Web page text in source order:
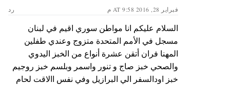
فبراير 28, 2016 AT 9:58 م رد
السلام عليكم انا مواطن سوري اقيم في لبنان
مسجل في الأمم المتحدة متزوج وعندي طفلين
المهنا فران أتقن عشرة أنواع من الخبز اليدوي
والصحي خبز صاج و تنور واسمر وبلسم خبز روجيم
خبز اودالسفر الي البرازيل وفي نفس االاقت لحام